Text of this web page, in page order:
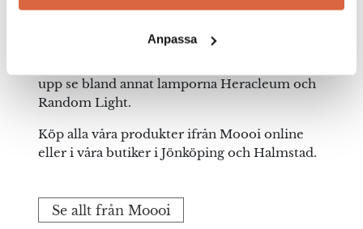
Anpassa
företaget efter det nederländska ordet vacker
extra värde i termer av skönhet och unikitet.
upp se bland annat lamporna Heracleum och
Random Light.
Köp alla våra produkter ifrån Moooi online
eller i våra butiker i Jönköping och Halmstad.
Se allt från Moooi